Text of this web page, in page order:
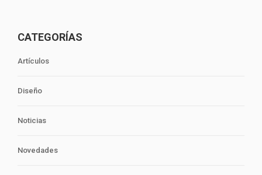
CATEGORÍAS
Artículos
Diseño
Noticias
Novedades